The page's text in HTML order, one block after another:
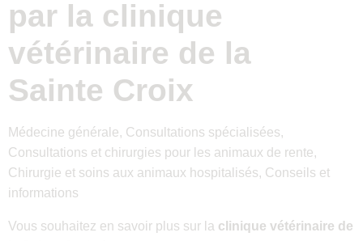
par la clinique
vétérinaire de la
Sainte Croix
Médecine générale, Consultations spécialisées,
Consultations et chirurgies pour les animaux de rente,
Chirurgie et soins aux animaux hospitalisés, Conseils et
informations
Vous souhaitez en savoir plus sur la clinique vétérinaire de